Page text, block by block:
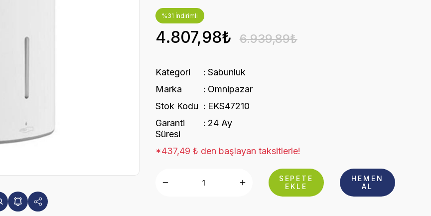
%31 İndirimli
4.807,98₺ 6.939,89₺
Kategori
Sabunluk
Marka
Omnipazar
Stok Kodu
EKS47210
Garanti
Süresi
24 Ay
*437,49 ₺ den başlayan taksitlerle!
SEPETE
EKLE
HEMEN
AL